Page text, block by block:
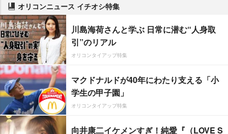
オリコンニュース イチオシ特集
川島海荷さんと学ぶ 日常に潜む“人身取
引”のリアル
オリコンタイアップ特集
マクドナルドが40年にわたり支える「小
学生の甲子園」
オリコンタイアップ特集
向井康二イケメンすぎ！純愛『（LOVE S